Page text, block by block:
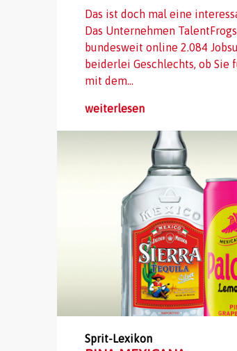
Das ist doch mal eine
Das Unternehmen
bundesweit online 2.084
beiderlei Geschlechts, ob Sie
mit dem...
weiterlesen
Sprit-Lexikon